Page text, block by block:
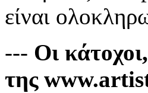
είναι
--- Οι
της